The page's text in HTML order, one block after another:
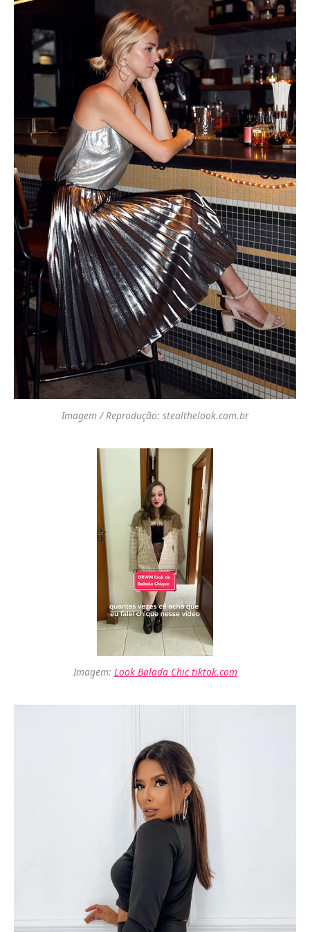
Imagem / Reprodução: stealthelook.com.br
Imagem: Look Balada Chic tiktok.com